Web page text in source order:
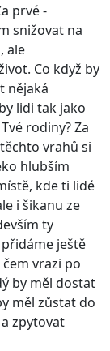
prvé -
snižovat na
ale
Co když by
nějaká
lidi tak jako
rodiny? Za
vrahů si
hlubším
kde ti lidé
i šikanu ze
ty
ještě
vrazi po
by měl dostat
měl zůstat do
zpytovat